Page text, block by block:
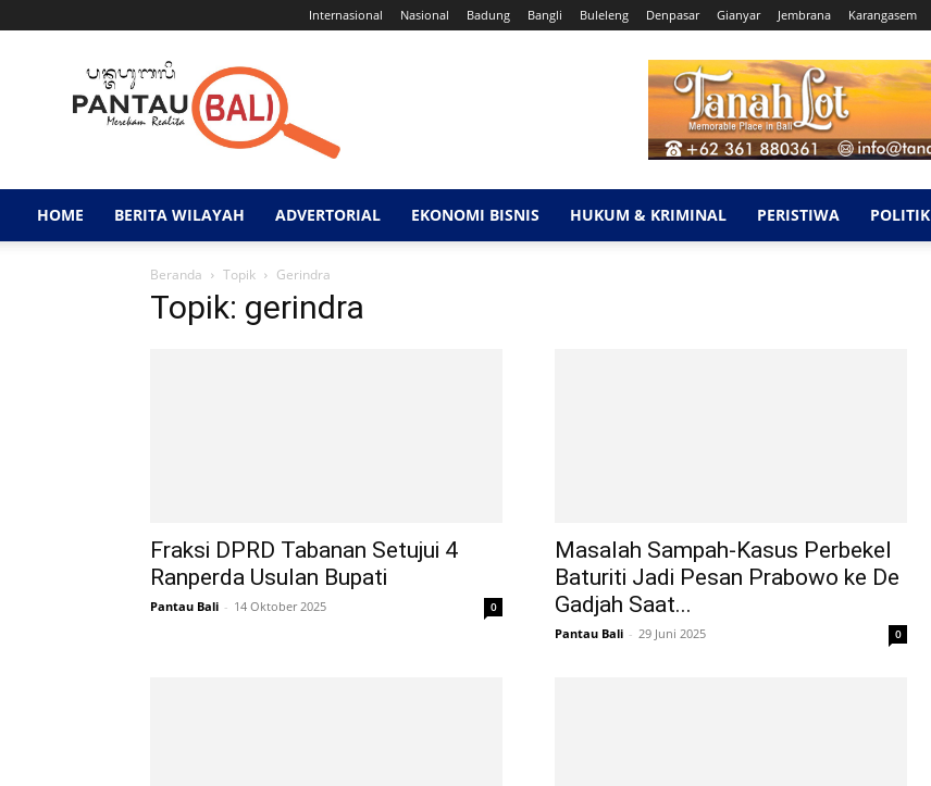
Internasional Nasional Badung Bangli Buleleng Denpasar Gianyar Jembrana Karangasem
Pantau
Bali
HOME BERITA WILAYAH ADVERTORIAL EKONOMI BISNIS HUKUM & KRIMINAL PERISTIWA POLITIK
Beranda Topik Gerindra
Topik: gerindra
Fraksi DPRD Tabanan Setujui 4
Ranperda Usulan Bupati
Pantau Bali - 14 Oktober 2025 0
Masalah Sampah-Kasus Perbekel
Baturiti Jadi Pesan Prabowo ke De
Gadjah Saat...
Pantau Bali - 29 Juni 2025 0